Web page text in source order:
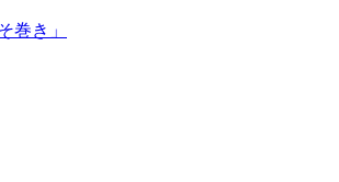
巻き」